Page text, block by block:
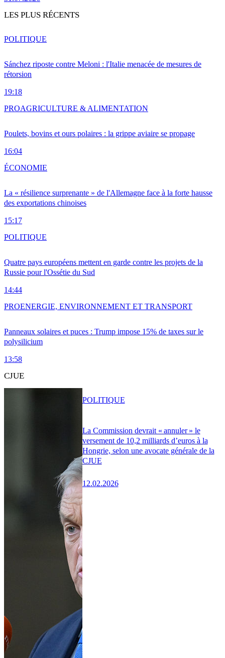
LES PLUS RÉCENTS
Sánchez riposte contre Meloni : l'Italie menacée de mesures de
rétorsion
19:18
POLITIQUE
Poulets, bovins et ours polaires : la grippe aviaire se propage
16:04
PROAGRICULTURE & ALIMENTATION
La « résilience surprenante » de l'Allemagne face à la forte hausse
des exportations chinoises
15:17
ÉCONOMIE
Quatre pays européens mettent en garde contre les projets de la
Russie pour l'Ossétie du Sud
14:44
POLITIQUE
Panneaux solaires et puces : Trump impose 15% de taxes sur le
polysilicium
13:58
PROENERGIE, ENVIRONNEMENT ET TRANSPORT
CJUE
La Commission devrait « annuler » le
versement de 10,2 milliards d’euros à la
Hongrie, selon une avocate générale de la
CJUE
12.02.2026
POLITIQUE